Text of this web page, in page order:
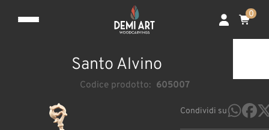
0
Santo Alvino
Codice prodotto: 605007
Condividi su